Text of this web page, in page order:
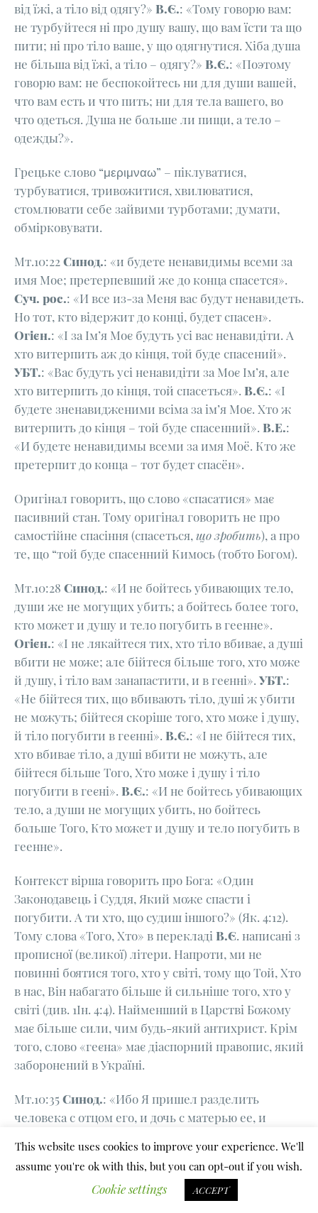
від їжі, а тіло від одягу?» В.Є.: «Тому говорю вам:
не турбуйтеся ні про душу вашу, що вам їсти та що
пити; ні про тіло ваше, у що одягнутися. Хіба душа
не більша від їжі, а тіло – одягу?» В.Є.: «Поэтому
говорю вам: не беспокойтесь ни для души вашей,
что вам есть и что пить; ни для тела вашего, во
что одеться. Душа не больше ли пищи, а тело –
одежды?».
Грецьке слово “μεριμναω” – піклуватися,
турбуватися, тривожитися, хвилюватися,
стомлювати себе зайвими турботами; думати,
обмірковувати.
Мт.10:22Синод.: «и будете ненавидимы всеми за
имя Мое; претерпевший же до конца спасется».
Суч. рос.: «И все из-за Меня вас будут ненавидеть.
Но тот, кто відержит до конці, будет спасен».
Огієн.: «І за Ім’я Моє будуть усі вас ненавидіти. А
хто витерпить аж до кінця, той буде спасений».
УБТ.: «Вас будуть усі ненавидіти за Моє Ім’я, але
хто витерпить до кінця, той спасеться». В.Є.: «I
будете зненавидженими всіма за ім’я Моє. Хто ж
витерпить до кінця – той буде спасенний». В.Е.:
«И будете ненавидимы всеми за имя Моё. Кто же
претерпит до конца – тот будет спасён».
Оригінал говорить, що слово «спасатися» має
пасивний стан. Тому оригінал говорить не про
самостійне спасіння (спасеться,що зробить), а про
те, що “той буде спасенний Кимось (тобто Богом).
Мт.10:28 Синод.: «И не бойтесь убивающих тело,
души же не могущих убить; а бойтесь более того,
кто может и душу и тело погубить в геенне».
Огієн.: «І не лякайтеся тих, хто тіло вбиває, а душі
вбити не може; але бійтеся більше того, хто може
й душу, і тіло вам занапастити, и в геєнні». УБТ.:
«Не бійтеся тих, що вбивають тіло, душі ж убити
не можуть; бійтеся скоріше того, хто може і душу,
й тіло погубити в геєнні». В.Є.: «I не бійтеся тих,
хто вбиває тіло, а душі вбити не можуть, але
бійтеся більше Того, Хто може і душу і тіло
погубити в геєні». В.Є.: «И не бойтесь убивающих
тело, а души не могущих убить, но бойтесь
больше Того, Кто может и душу и тело погубить в
геенне».
Контекст вірша говорить про Бога: «Один
Законодавець і Суддя, Який може спасти і
погубити. А ти хто, що судиш іншого?» (Як. 4:12).
Тому слова «Того, Хто» в перекладі В.Є. написані з
прописної (великої) літери. Напроти, ми не
повинні боятися того, хто у світі, тому що Той, Хто
в нас, Він набагато більше й сильніше того, хто у
світі (див. 1Ін. 4:4). Найменший в Царстві Божому
має більше сили, чим будь-який антихрист. Крім
того, слово «геєна» має діаспорний правопис, який
заборонений в Україні.
Мт.10:35Синод.: «Ибо Я пришел разделить
человека с отцом его, и дочь с матерью ее, и
порізнити чоловіка з батьком його, дочку з її
матір’ю, і невістку з свекрухою її».УБТ.: «Бо Я
прийшов ділити сина з його батьком, дочку з її
This website uses cookies to improve your experience. We'll
assume you're ok with this, but you can opt-out if you wish.
Cookie settings ACCEPT